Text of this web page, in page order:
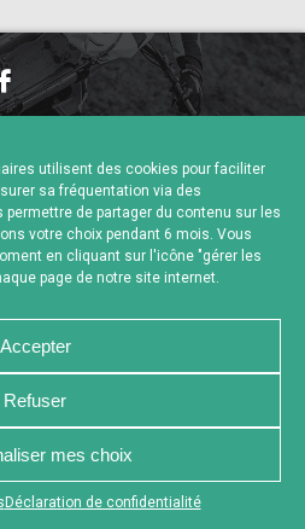
utilisent des cookies pour faciliter
sa fréquentation via des
de partager du contenu sur les
votre choix pendant 6 mois. Vous
en cliquant sur l'icône "gérer les
page de notre site internet.
Accepter
Refuser
mes choix
Déclaration de confidentialité
en bas de votre
DE CONFIDENTIALITÉ
L’AGENCE WEB A3 WEB